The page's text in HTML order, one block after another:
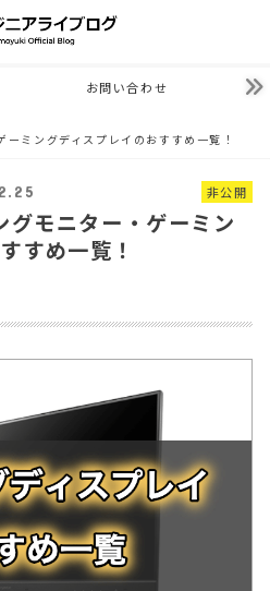
お問い合わせ
ミングディスプレイのおすすめ一覧！
非公開
グモニター・ゲーミン
すめ一覧！